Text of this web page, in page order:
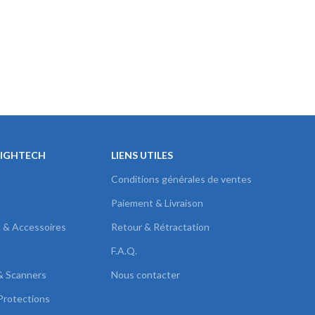
Accessoires
Scanners
LIENS UTILES
Conditions générales de ventes
Paiement & Livraison
Retour & Rétractation
F.A.Q.
Nous contacter